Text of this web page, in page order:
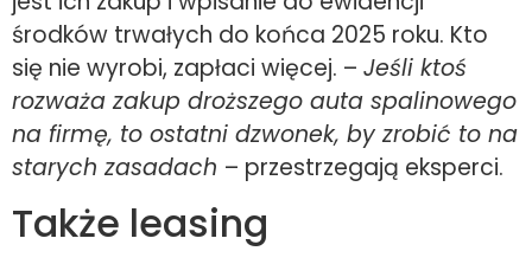
środków trwałych do końca 2025 roku. Kto
się nie wyrobi, zapłaci więcej. – Jeśli ktoś
rozważa zakup droższego auta spalinowego
na firmę, to ostatni dzwonek, by zrobić to na
starych zasadach – przestrzegają eksperci.
Także leasing